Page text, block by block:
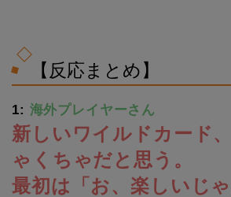
【反応まとめ】
1: 海外プレイヤーさん
新しいワイルドカード
ゃくちゃだと思う。
最初は「お、楽しいじ